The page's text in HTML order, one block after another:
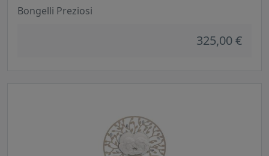
Bongelli Preziosi
325,00 €